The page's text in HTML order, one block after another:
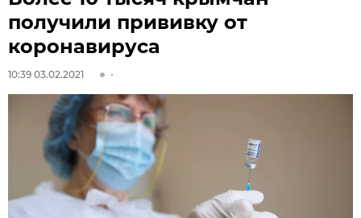
получили прививку от
коронавируса
10:39 03.02.2021